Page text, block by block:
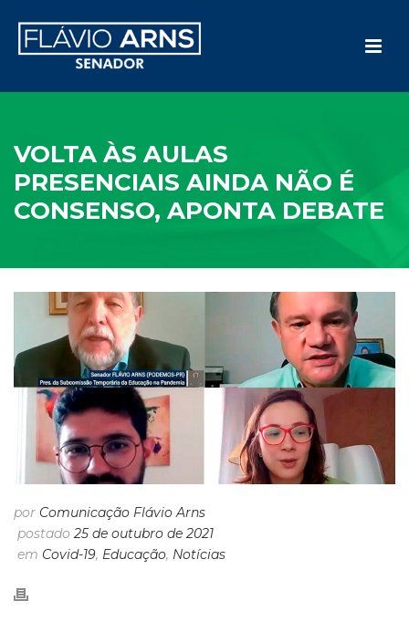
VOLTA ÀS AULAS
PRESENCIAIS AINDA NÃO É
CONSENSO, APONTA DEBATE
por Comunicação Flávio Arns
postado 25 de outubro de 2021
em Covid-19, Educação, Notícias